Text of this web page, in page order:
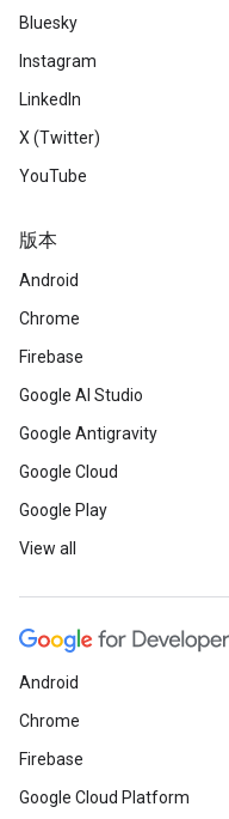
Bluesky
Instagram
LinkedIn
X (Twitter)
YouTube
版本
Android
Chrome
Firebase
Google AI Studio
Google Antigravity
Google Cloud
Google Play
View all
Android
Chrome
Firebase
Google Cloud Platform